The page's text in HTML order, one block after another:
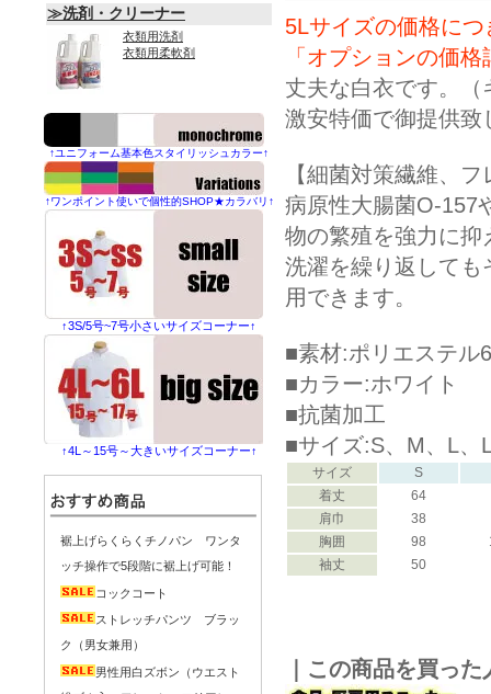
5Lサイズの価格に
「オプションの価
丈夫な白衣です。
激安特価で御提供致
【細菌対策繊維、
病原性大腸菌O-157
物の繁殖を強力に抑
洗濯を繰り返しても
用できます。
■素材:ポリエステル
■カラー:ホワイト
■抗菌加工
■サイズ:S、M、L、
サイズ
S
着丈
64
肩巾
38
胸囲
98
袖丈
50
｜この商品を買っ
≫洗剤・クリーナー
衣類用洗剤
衣類用柔軟剤
↑ユニフォーム基本色スタイリッシュカラー↑
↑ワンポイント使いで個性的SHOP★カラバリ↑
↑3S/5号~7号小さいサイズコーナー↑
↑4L～15号～大きいサイズコーナー↑
裾上げらくらくチノパン ワンタ
ッチ操作で5段階に裾上げ可能！
コックコート
ストレッチパンツ ブラッ
ク（男女兼用）
男性用白ズボン（ウエスト